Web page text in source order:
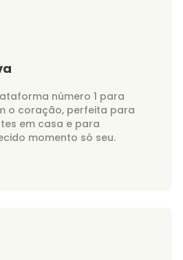
número 1 para
o coração, perfeita para
em casa e para
momento só seu.